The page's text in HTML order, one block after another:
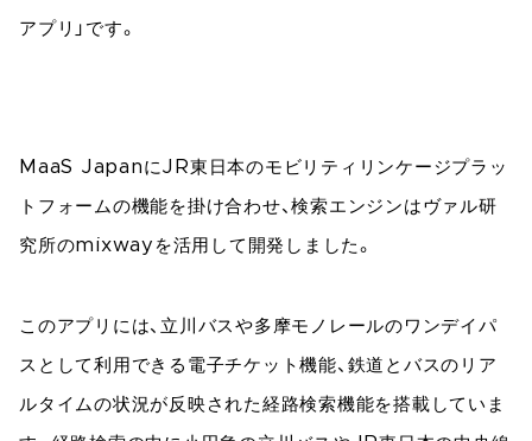
アプリ」です。
MaaS JapanにJR東日本のモビリティリンケージプラッ
トフォームの機能を掛け合わせ、検索エンジンはヴァル研
究所のmixwayを活用して開発しました。
このアプリには、立川バスや多摩モノレールのワンデイパ
スとして利用できる電子チケット機能、鉄道とバスのリア
ルタイムの状況が反映された経路検索機能を搭載していま